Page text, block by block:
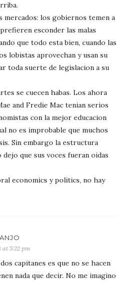
mercados: los gobiernos temen a
esconder las malas
que todo esta bien, cuando las
lobistas aprovechan y usan su
toda suerte de legislacion a su
se cuecen habas. Los ahora
and Fredie Mac tenian serios
con la mejor educacion
no es improbable que muchos
Sin embargo la estructura
que sus voces fueran oidas
economics y politics, no hay
at 5:22 pm
capitanes es que no se hacen
nada que decir. No me imagino